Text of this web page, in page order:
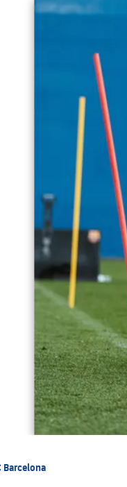
Barcelona